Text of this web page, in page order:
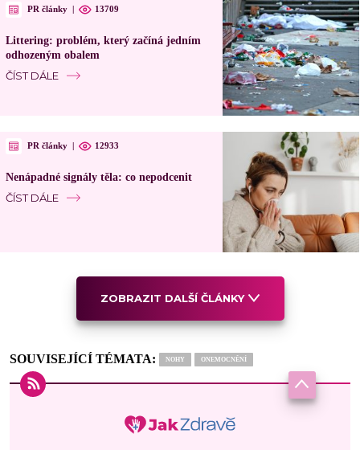
PR články | 13709
Littering: problém, který začíná jedním
odhozeným obalem
ČÍST DÁLE
PR články | 12933
Nenápadné signály těla: co nepodcenit
ČÍST DÁLE
ZOBRAZIT DALŠÍ ČLÁNKY
SOUVISEJÍCÍ TÉMATA: NOHY ONEMOCNĚNÍ